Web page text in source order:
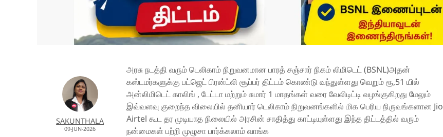
SAKUNTHALA
09-JUN-2026
அரசு நடத்தி வரும் டெலிகாம் நிறுவனமான பாரத் சஞ்சார் நிகம் லிமிடெட் (BSNL)அதன்
கஸ்டமர்களுக்கு பட்ஜெட் பிரன்ட்லி சூப்பர் திட்டம் கொண்டு வந்துள்ளது வெறும் ரூ,51 யில்
அன்லிமிடெட் காலிங் , டேட்டா மற்றும் சுமார் 1 மாதங்கள் வரை வேலிடிட்டி வழங்குகிறது மேலும்
இவ்வளவு குறைந்த விலையில் தனியார் டெலிகாம் நிறுவனங்களில் மிக பெரிய நிருவங்களான Jio
Airtel கூட தர முடியாத நிலையில் அரசின் சாதித்து காட்டியுள்ளது இந்த திட்டத்தில் வரும்
நன்மைகள் பற்றி முழுசா பார்க்கலாம் வாங்க